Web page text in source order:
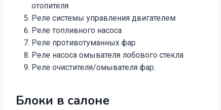
отопителя
Реле системы управления двигателем
Реле топливного насоса
Реле противотуманных фар
Реле насоса омывателя лобового стекла
Реле очистителя/омывателя фар.
Блоки в салоне